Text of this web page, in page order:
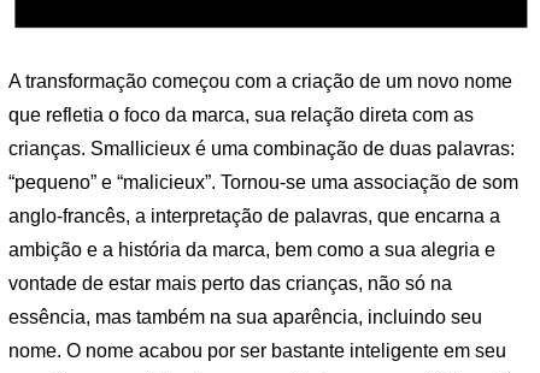
A transformação começou com a criação de um novo nome
que refletia o foco da marca, sua relação direta com as
crianças. Smallicieux é uma combinação de duas palavras:
“pequeno” e “malicieux”. Tornou-se uma associação de som
anglo-francês, a interpretação de palavras, que encarna a
ambição e a história da marca, bem como a sua alegria e
vontade de estar mais perto das crianças, não só na
essência, mas também na sua aparência, incluindo seu
nome. O nome acabou por ser bastante inteligente em seu